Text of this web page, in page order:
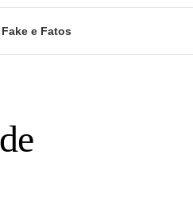
Fake e Fatos